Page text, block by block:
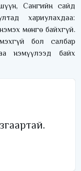
Сангийн сайд
хариулахдаа:
мөнгө байхгүй.
бол салбар
нэмүүлээд байх